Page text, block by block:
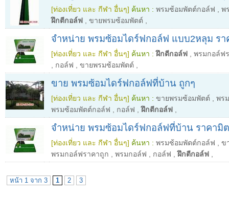
[ท่องเที่ยว และ กีฬา อื่นๆ] ค้นหา : พรมซ้อมพัตต์กอล์ฟ
พ
ฝึกตีกอล์ฟ
ขายพรมซ้อมพัตต์
จำหน่าย พรมซ้อมไดร์ฟกอล์ฟ แบบ2หลุม รา
[ท่องเที่ยว และ กีฬา อื่นๆ] ค้นหา : ฝึกตีกอล์ฟ
พรมกอล์ฟ
กอล์ฟ ขายพรมซ้อมพัตต์
ขาย พรมซ้อมไดร์ฟกอล์ฟที่บ้าน ถูกๆ
[ท่องเที่ยว และ กีฬา อื่นๆ] ค้นหา : ขายพรมซ้อมพัตต์
พร
พรมซ้อมพัตต์กอล์ฟ
กอล์ฟ ,ฝึกตีกอล์ฟ
จำหน่าย พรมซ้อมไดร์ฟกอล์ฟที่บ้าน ราคามิ
[ท่องเที่ยว และ กีฬา อื่นๆ] ค้นหา : พรมซ้อมพัตต์กอล์ฟ
ข
พรมกอล์ฟราคาถูก
พรมกอล์ฟ กอล์ฟ ,ฝึกตีกอล์ฟ
หน้า 1 จาก 3 1 2 3